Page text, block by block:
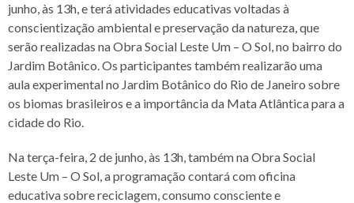
junho, às 13h, e terá atividades educativas voltadas à
conscientização ambiental e preservação da natureza, que
serão realizadas na Obra Social Leste Um – O Sol, no bairro do
Jardim Botânico. Os participantes também realizarão uma
aula experimental no Jardim Botânico do Rio de Janeiro sobre
os biomas brasileiros e a importância da Mata Atlântica para a
cidade do Rio.
Na terça-feira, 2 de junho, às 13h, também na Obra Social
Leste Um – O Sol, a programação contará com oficina
educativa sobre reciclagem, consumo consciente e